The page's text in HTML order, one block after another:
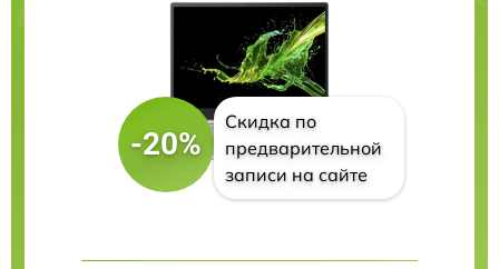
-20%
Скидка по
предварительной
записи на сайте